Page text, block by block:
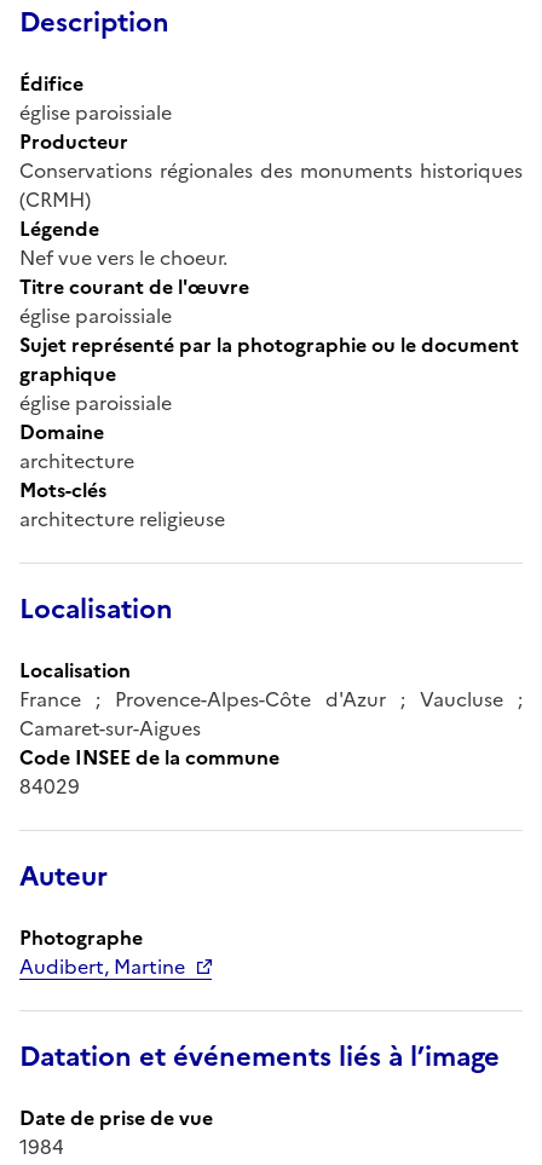
Description
Édifice
église paroissiale
Producteur
Conservations régionales des monuments historiques
(CRMH)
Légende
Nef vue vers le choeur.
Titre courant de l'œuvre
église paroissiale
Sujet représenté par la photographie ou le document
graphique
église paroissiale
Domaine
architecture
Mots-clés
architecture religieuse
Localisation
Localisation
France ; Provence-Alpes-Côte d'Azur ; Vaucluse ;
Camaret-sur-Aigues
Code INSEE de la commune
84029
Auteur
Photographe
Audibert, Martine
Datation et événements liés à l’image
Date de prise de vue
1984